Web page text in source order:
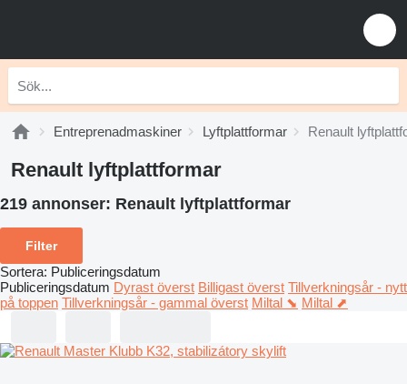
Entreprenadmaskiner Lyftplattformar Renault
Renault lyftplattformar
219 annonser: Renault lyftplattformar
Filter
Sortera: Publiceringsdatum
Publiceringsdatum Dyrast överst Billigast överst Tillverkningsår - nytt
på toppen Tillverkningsår - gammal överst Miltal ⬊ Miltal ⬈